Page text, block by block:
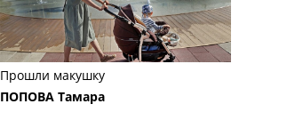
Прошли макушку
ПОПОВА Тамара